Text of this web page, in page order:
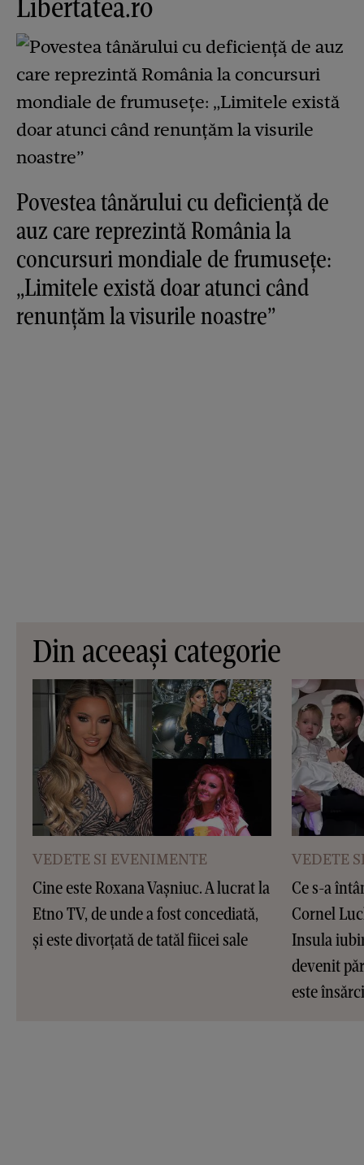
Povestea tânărului cu deficiență de
auz care reprezintă România la
concursuri mondiale de frumusețe:
„Limitele există doar atunci când
renunțăm la visurile noastre”
Din aceeași categorie
VEDETE SI EVENIMENTE
Cine este Roxana Vașniuc. A lucrat la
Etno TV, de unde a fost concediată,
și este divorțată de tatăl fiicei sale
VEDETE
Ce s-a
Cornel
Insula
devenit
este